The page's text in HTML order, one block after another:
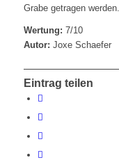
Grabe getragen werden.
Wertung: 7/10
Autor: Joxe Schaefer
Eintrag teilen